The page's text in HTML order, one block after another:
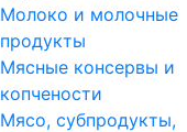
Молоко и молочные
продукты
Мясные консервы и
копчености
Мясо, субпродукты,